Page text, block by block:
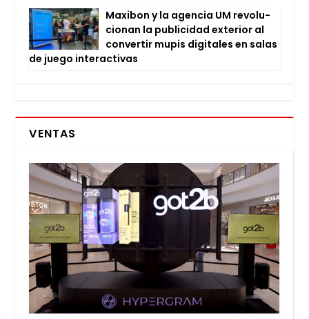
Maxi­bon y la agen­cia UM revo­lu­
cio­nan la publi­ci­dad exte­rior al
con­ver­tir mupis digi­ta­les en salas
de jue­go inter­ac­ti­vas
VENTAS